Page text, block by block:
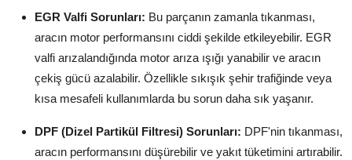
EGR Valfi Sorunları: Bu parçanın zamanla tıkanması,
aracın motor performansını ciddi şekilde etkileyebilir. EGR
valfi arızalandığında motor arıza ışığı yanabilir ve aracın
çekiş gücü azalabilir. Özellikle sıkışık şehir trafiğinde veya
kısa mesafeli kullanımlarda bu sorun daha sık yaşanır.
DPF (Dizel Partikül Filtresi) Sorunları: DPF'nin tıkanması,
aracın performansını düşürebilir ve yakıt tüketimini artırabilir.